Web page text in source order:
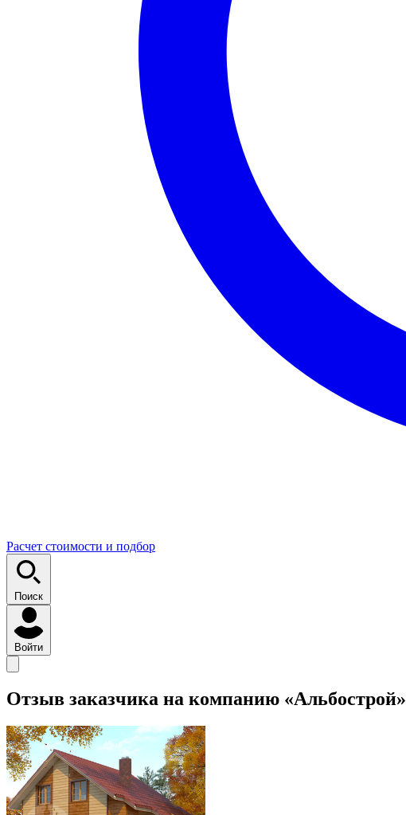
Расчет стоимости и подбор
Поиск
Войти
Отзыв заказчика на компанию «Альбострой»